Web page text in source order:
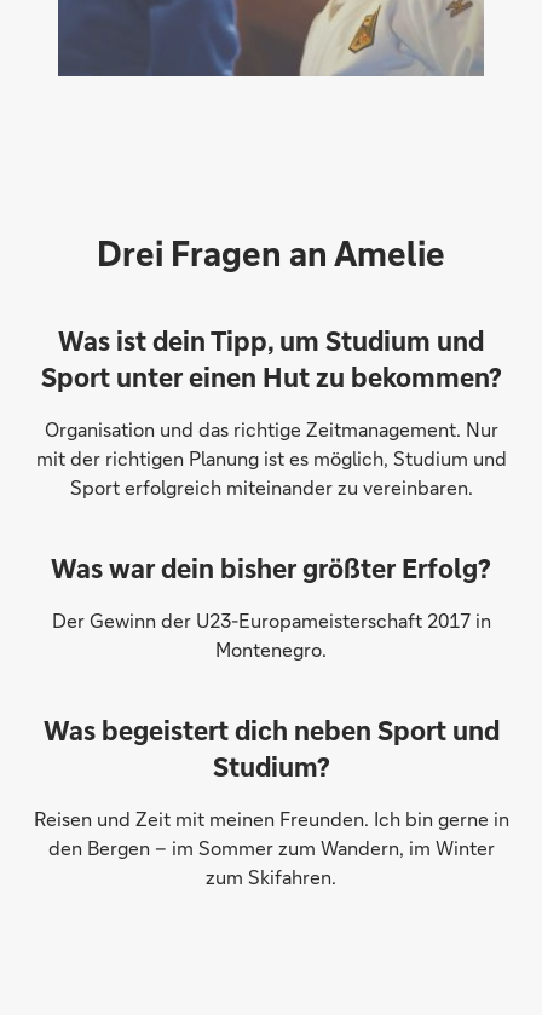
Drei Fragen an Amelie
Was ist dein Tipp, um Studium und
Sport unter einen Hut zu bekommen?
Organisation und das richtige Zeitmanagement. Nur
mit der richtigen Planung ist es möglich, Studium und
Sport erfolgreich miteinander zu vereinbaren.
Was war dein bisher größter Erfolg?
Der Gewinn der U23-Europameisterschaft 2017 in
Montenegro.
Was begeistert dich neben Sport und
Studium?
Reisen und Zeit mit meinen Freunden. Ich bin gerne in
den Bergen – im Sommer zum Wandern, im Winter
zum Skifahren.